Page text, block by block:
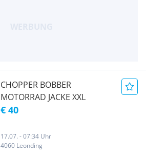
CHOPPER BOBBER
MOTORRAD JACKE XXL
€ 40
17.07. - 07:34 Uhr
4060 Leonding